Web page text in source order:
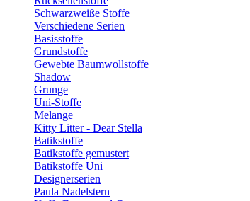
Schwarzweiße Stoffe
Verschiedene Serien
Basisstoffe
Grundstoffe
Gewebte Baumwollstoffe
Shadow
Grunge
Uni-Stoffe
Melange
Kitty Litter - Dear Stella
Batikstoffe
Batikstoffe gemustert
Batikstoffe Uni
Designerserien
Paula Nadelstern